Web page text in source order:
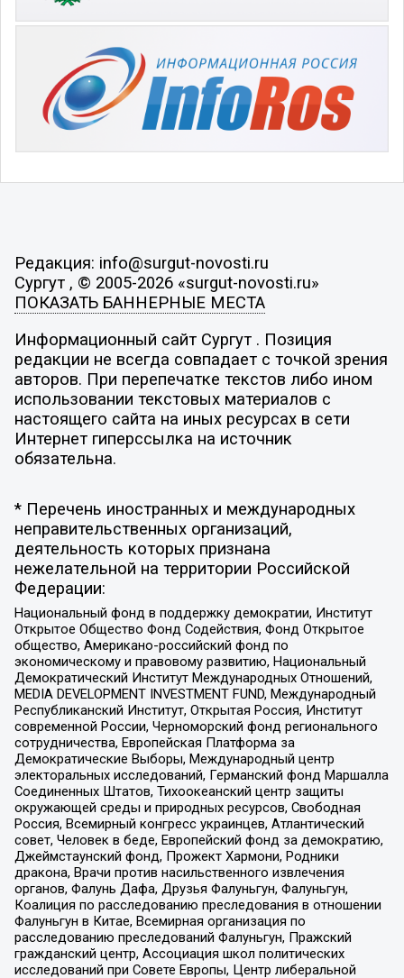
Редакция: info@surgut-novosti.ru
Сургут , © 2005-2026 «surgut-novosti.ru»
ПОКАЗАТЬ БАННЕРНЫЕ МЕСТА
Информационный сайт Сургут . Позиция
редакции не всегда совпадает с точкой зрения
авторов. При перепечатке текстов либо ином
использовании текстовых материалов с
настоящего сайта на иных ресурсах в сети
Интернет гиперссылка на источник
обязательна.
* Перечень иностранных и международных
неправительственных организаций,
деятельность которых признана
нежелательной на территории Российской
Федерации:
Национальный фонд в поддержку демократии, Институт
Открытое Общество Фонд Содействия, Фонд Открытое
общество, Американо-российский фонд по
экономическому и правовому развитию, Национальный
Демократический Институт Международных Отношений,
MEDIA DEVELOPMENT INVESTMENT FUND, Международный
Республиканский Институт, Открытая Россия, Институт
современной России, Черноморский фонд регионального
сотрудничества, Европейская Платформа за
Демократические Выборы, Международный центр
электоральных исследований, Германский фонд Маршалла
Соединенных Штатов, Тихоокеанский центр защиты
окружающей среды и природных ресурсов, Свободная
Россия, Всемирный конгресс украинцев, Атлантический
совет, Человек в беде, Европейский фонд за демократию,
Джеймстаунский фонд, Прожект Хармони, Родники
дракона, Врачи против насильственного извлечения
органов, Фалунь Дафа, Друзья Фалуньгун, Фалуньгун,
Коалиция по расследованию преследования в отношении
Фалуньгун в Китае, Всемирная организация по
расследованию преследований Фалуньгун, Пражский
гражданский центр, Ассоциация школ политических
исследований при Совете Европы, Центр либеральной